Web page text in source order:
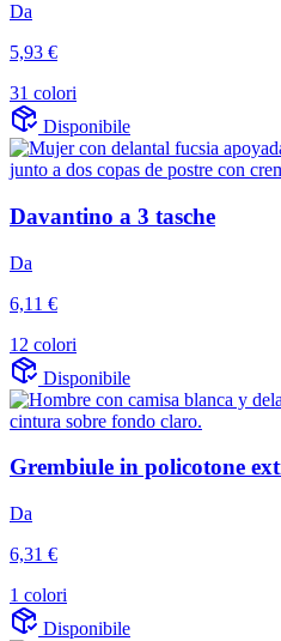
Da
5,93 €
31 colori
Disponibile
Davantino a 3 tasche
Da
6,11 €
12 colori
Disponibile
Grembiule in policotone
Da
6,31 €
1 colori
Disponibile